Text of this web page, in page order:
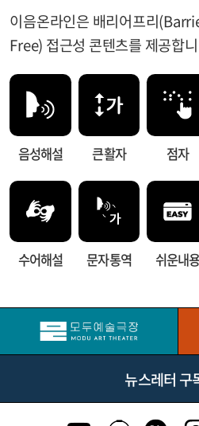
이음온라인은 배리어프리
Free) 접근성 콘텐츠를 제공합
음성해설 큰 활자 점자
수어해설 문자 통역 쉬운내용
뉴스레터 구